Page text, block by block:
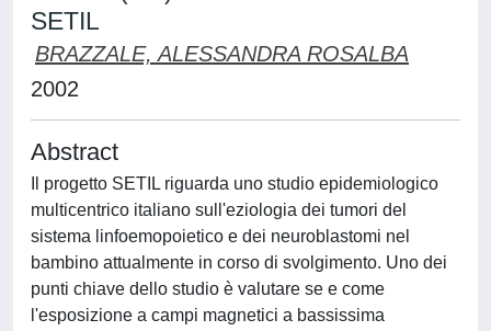
SETIL
BRAZZALE, ALESSANDRA ROSALBA
2002
Abstract
Il progetto SETIL riguarda uno studio epidemiologico
multicentrico italiano sull'eziologia dei tumori del
sistema linfoemopoietico e dei neuroblastomi nel
bambino attualmente in corso di svolgimento. Uno dei
punti chiave dello studio è valutare se e come
l'esposizione a campi magnetici a bassissima